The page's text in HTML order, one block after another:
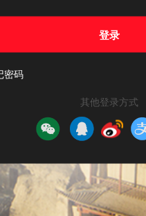
登录
密码
其他登录方式